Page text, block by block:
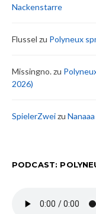
Nackenstarre
Flussel zu Polyneux
Missingno.zu
2026)
SpielerZweizu
PODCAST: